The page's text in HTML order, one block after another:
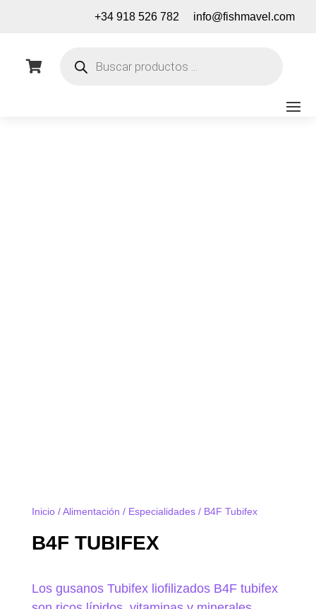
+34 918 526 782 info@fishmavel.com

productos
Inicio/Alimentación / Especialidades/ B4F Tubifex
B4F TUBIFEX
Los gusanos Tubifex liofilizados B4F tubifex